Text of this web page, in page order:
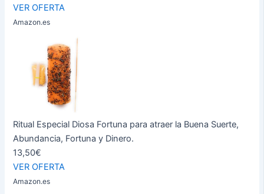
VER OFERTA
Amazon.es
Ritual Especial Diosa Fortuna para atraer la Buena Suerte,
Abundancia, Fortuna y Dinero.
13,50€
VER OFERTA
Amazon.es